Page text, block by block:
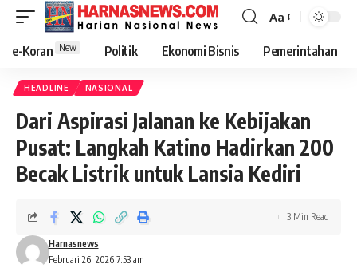
Aa
e-Koran New Politik Ekonomi Bisnis Pemerintahan
HEADLINE NASIONAL
Dari Aspirasi Jalanan ke Kebijakan
Pusat: Langkah Katino Hadirkan 200
Becak Listrik untuk Lansia Kediri
Februari 26, 2026 7:53 am
Harnasnews
3 Min Read